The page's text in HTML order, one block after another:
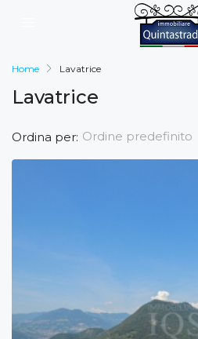
Home Lavatrice
Lavatrice
Ordina per: Ordine predefinito